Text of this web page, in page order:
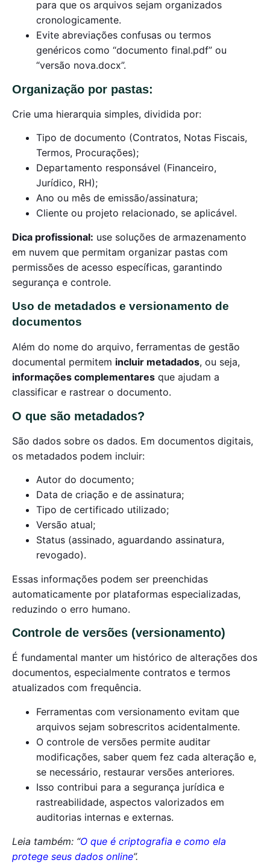
para que os arquivos sejam organizados
cronologicamente.
Evite abreviações confusas ou termos
genéricos como “documento final.pdf” ou
“versão nova.docx”.
Organização por pastas:
Crie uma hierarquia simples, dividida por:
Tipo de documento (Contratos, Notas Fiscais,
Termos, Procurações);
Departamento responsável (Financeiro,
Jurídico, RH);
Ano ou mês de emissão/assinatura;
Cliente ou projeto relacionado, se aplicável.
Dica profissional: use soluções de armazenamento
em nuvem que permitam organizar pastas com
permissões de acesso específicas, garantindo
segurança e controle.
Uso de metadados e versionamento de
documentos
Além do nome do arquivo, ferramentas de gestão
documental permitem incluir metadados, ou seja,
informações complementares que ajudam a
classificar e rastrear o documento.
O que são metadados?
São dados sobre os dados. Em documentos digitais,
os metadados podem incluir:
Autor do documento;
Data de criação e de assinatura;
Tipo de certificado utilizado;
Versão atual;
Status (assinado, aguardando assinatura,
revogado).
Essas informações podem ser preenchidas
automaticamente por plataformas especializadas,
reduzindo o erro humano.
Controle de versões (versionamento)
É fundamental manter um histórico de alterações dos
documentos, especialmente contratos e termos
atualizados com frequência.
Ferramentas com versionamento evitam que
arquivos sejam sobrescritos acidentalmente.
O controle de versões permite auditar
modificações, saber quem fez cada alteração e,
se necessário, restaurar versões anteriores.
Isso contribui para a segurança jurídica e
rastreabilidade, aspectos valorizados em
auditorias internas e externas.
Leia também: “O que é criptografia e como ela
protege seus dados online”.